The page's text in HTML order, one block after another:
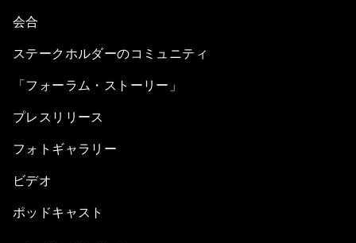
会合
ステークホルダーのコミュニティ
「フォーラム・ストーリー」
プレスリリース
フォトギャラリー
ビデオ
ポッドキャスト